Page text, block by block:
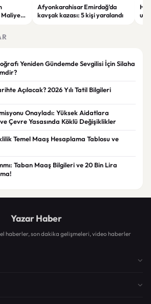
Maliyet
Afyonkarahisar Emirdağ’da
kavşak kazası: 5 kişi yaralandı
Yeniden Gündemde Sevgilisi İçin Silaha
Açılacak? 2026 Yılı Tatil Bilgileri
Onayladı: Yüksek Aidatlara
ve Çevre Yasasında Köklü Değişiklikler
Temel Maaş Hesaplama Tablosu ve
Taban Maaş Bilgileri ve 20 Bin Lira
Yazar Haber
haberler, son dakika gelişmeleri, video haberler